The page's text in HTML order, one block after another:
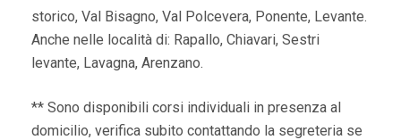
storico, Val Bisagno, Val Polcevera, Ponente, Levante.
Anche nelle località di: Rapallo, Chiavari, Sestri
levante, Lavagna, Arenzano.
** Sono disponibili corsi individuali in presenza al
domicilio, verifica subito contattando la segreteria se